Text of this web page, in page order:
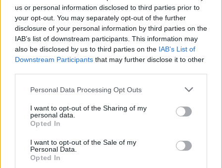
us or personal information disclosed to third parties prior to
your opt-out. You may separately opt-out of the further
disclosure of your personal information by third parties on the
IAB’s list of downstream participants. This information may
also be disclosed by us to third parties on the IAB’s List of
Downstream Participants that may further disclose it to other
Personal Data Processing Opt Outs
I want to opt-out of the Sharing of my
personal data.
Opted In
I want to opt-out of the Sale of my
Personal Data.
Opted In
Publicidad